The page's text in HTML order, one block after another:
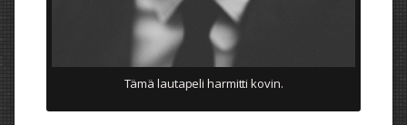
Tämä lautapeli harmitti kovin.